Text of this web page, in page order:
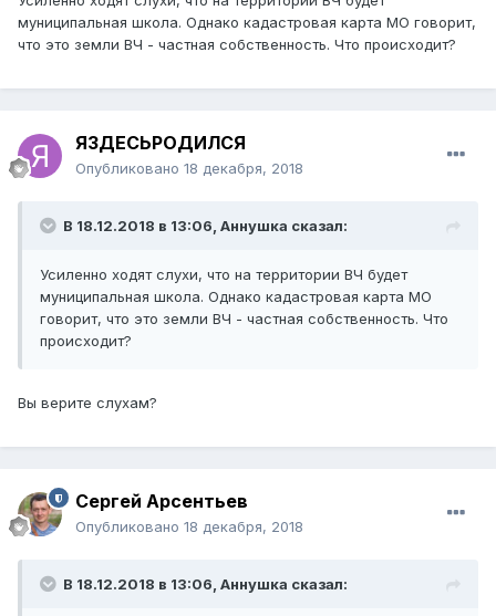
муниципальная школа. Однако кадастровая карта МО говорит,
что это земли ВЧ - частная собственность. Что происходит?
ЯЗДЕСЬРОДИЛСЯ
Опубликовано 18 декабря, 2018
В 18.12.2018 в 13:06, Аннушка сказал:
Усиленно ходят слухи, что на территории ВЧ будет
муниципальная школа. Однако кадастровая карта МО
говорит, что это земли ВЧ - частная собственность. Что
происходит?
Вы верите слухам?
Сергей Арсентьев
Опубликовано 18 декабря, 2018
В 18.12.2018 в 13:06, Аннушка сказал: